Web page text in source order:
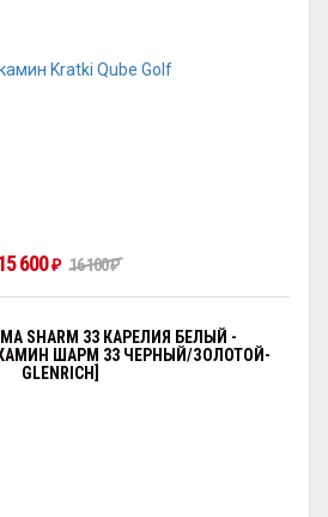
600₽ 16 100₽
SHARM 33 КАРЕЛИЯ БЕЛЫЙ -
ШАРМ 33 ЧЕРНЫЙ/ЗОЛОТОЙ-
GLENRICH]